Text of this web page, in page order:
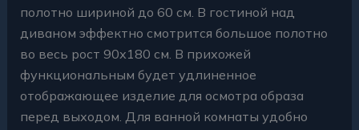
полотно шириной до 60 см. В гостиной над
диваном эффектно смотрится большое полотно
во весь рост 90х180 см. В прихожей
функциональным будет удлиненное
отображающее изделие для осмотра образа
перед выходом. Для ванной комнаты удобно